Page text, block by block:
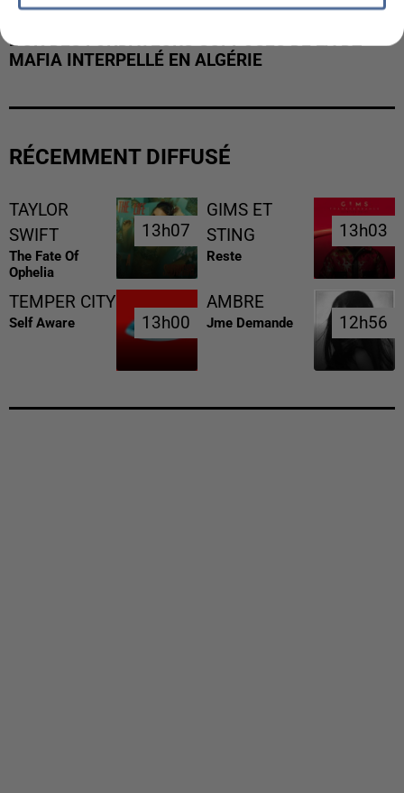
L’UN DES FONDATEURS SUPPOSÉS DE LA DZ
MAFIA INTERPELLÉ EN ALGÉRIE
RÉCEMMENT DIFFUSÉ
TAYLOR
SWIFT
The Fate Of
Ophelia
13h07
13h07
GIMS ET
STING
Reste
13h03
13h03
TEMPER CITY
Self Aware 13h00
13h00
AMBRE
Jme Demande 12h56
12h56